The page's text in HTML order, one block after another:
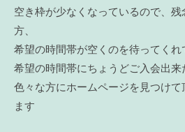
空き枠が少なくなっているので、
方、
希望の時間帯が空くのを待ってくれ
希望の時間帯にちょうどご入会出来
色々な方にホームページを見つけ
ます